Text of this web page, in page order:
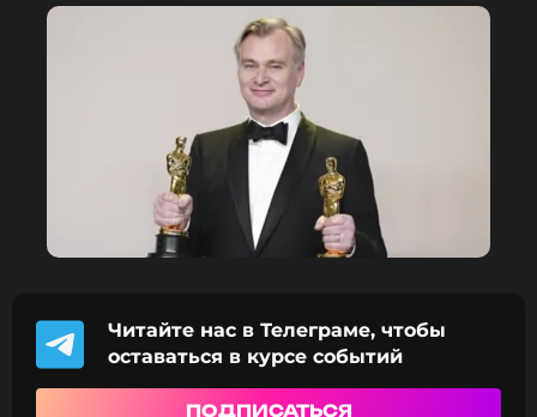
Читайте нас в Телеграме, чтобы
оставаться в курсе событий
ПОДПИСАТЬСЯ